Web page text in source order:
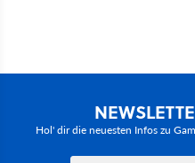
Hol' dir die neuesten Infos zu